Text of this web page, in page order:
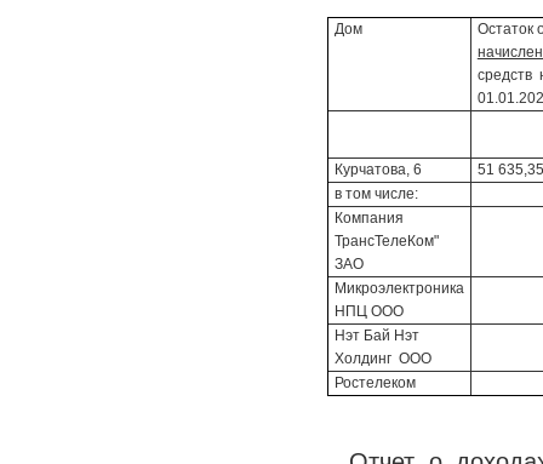
Дом
Остаток
средств
Курчатова, 6
51 635,35
в том числе:
Компания
ТрансТелеКом"
ЗАО
Микроэлектроника
НПЦ ООО
Нэт Бай Нэт
Холдинг ООО
Ростелеком